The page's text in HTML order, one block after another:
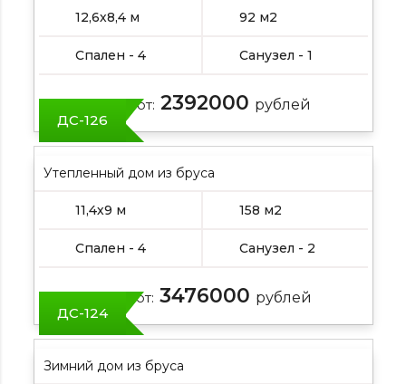
12,6х8,4 м 92 м2
Спален - 4 Санузел - 1
Цена от: 2392000 рублей
ДС-126
Утепленный дом из бруса
11,4х9 м 158 м2
Спален - 4 Санузел - 2
Цена от: 3476000 рублей
ДС-124
Зимний дом из бруса